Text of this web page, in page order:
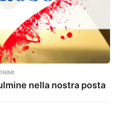
nella nostra posta